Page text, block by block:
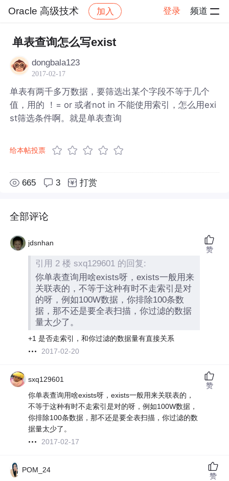
Oracle 高级技术 加入 登录 频道
社区 Oracle 高级技术
单表查询怎么写exist
dongbala123
2017-02-17
单表有两千多万数据，要筛选出某个字段不等于几个
值，用的 ！= or 或者not in 不能使用索引，怎么用exi
st筛选条件啊。就是单表查询
给本帖投票
665 3 打赏
全部评论
jdsnhan
引用 2 楼 sxq129601 的回复:
你单表查询用啥exists呀，exists一般用来
关联表的，不等于这种有时不走索引是对
的呀，例如100W数据，你排除100条数
据，那不还是要全表扫描，你过滤的数据
量太少了。
+1 是否走索引，和你过滤的数据量有直接关系
2017-02-20
赞
sxq129601
你单表查询用啥exists呀，exists一般用来关联表的，
不等于这种有时不走索引是对的呀，例如100W数据，
你排除100条数据，那不还是要全表扫描，你过滤的数
据量太少了。
2017-02-17
赞
POM_24
赞